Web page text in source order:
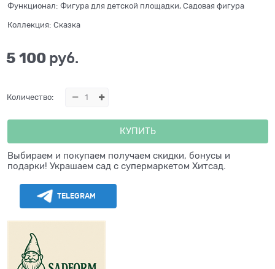
Функционал: Фигура для детской площадки, Садовая фигура
Коллекция: Сказка
5 100 руб.
Количество:
КУПИТЬ
Выбираем и покупаем получаем скидки, бонусы и
подарки! Украшаем сад с супермаркетом Хитсад.
TELEGRAM